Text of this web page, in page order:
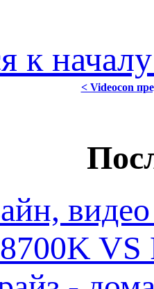
к
< Videocon
VS